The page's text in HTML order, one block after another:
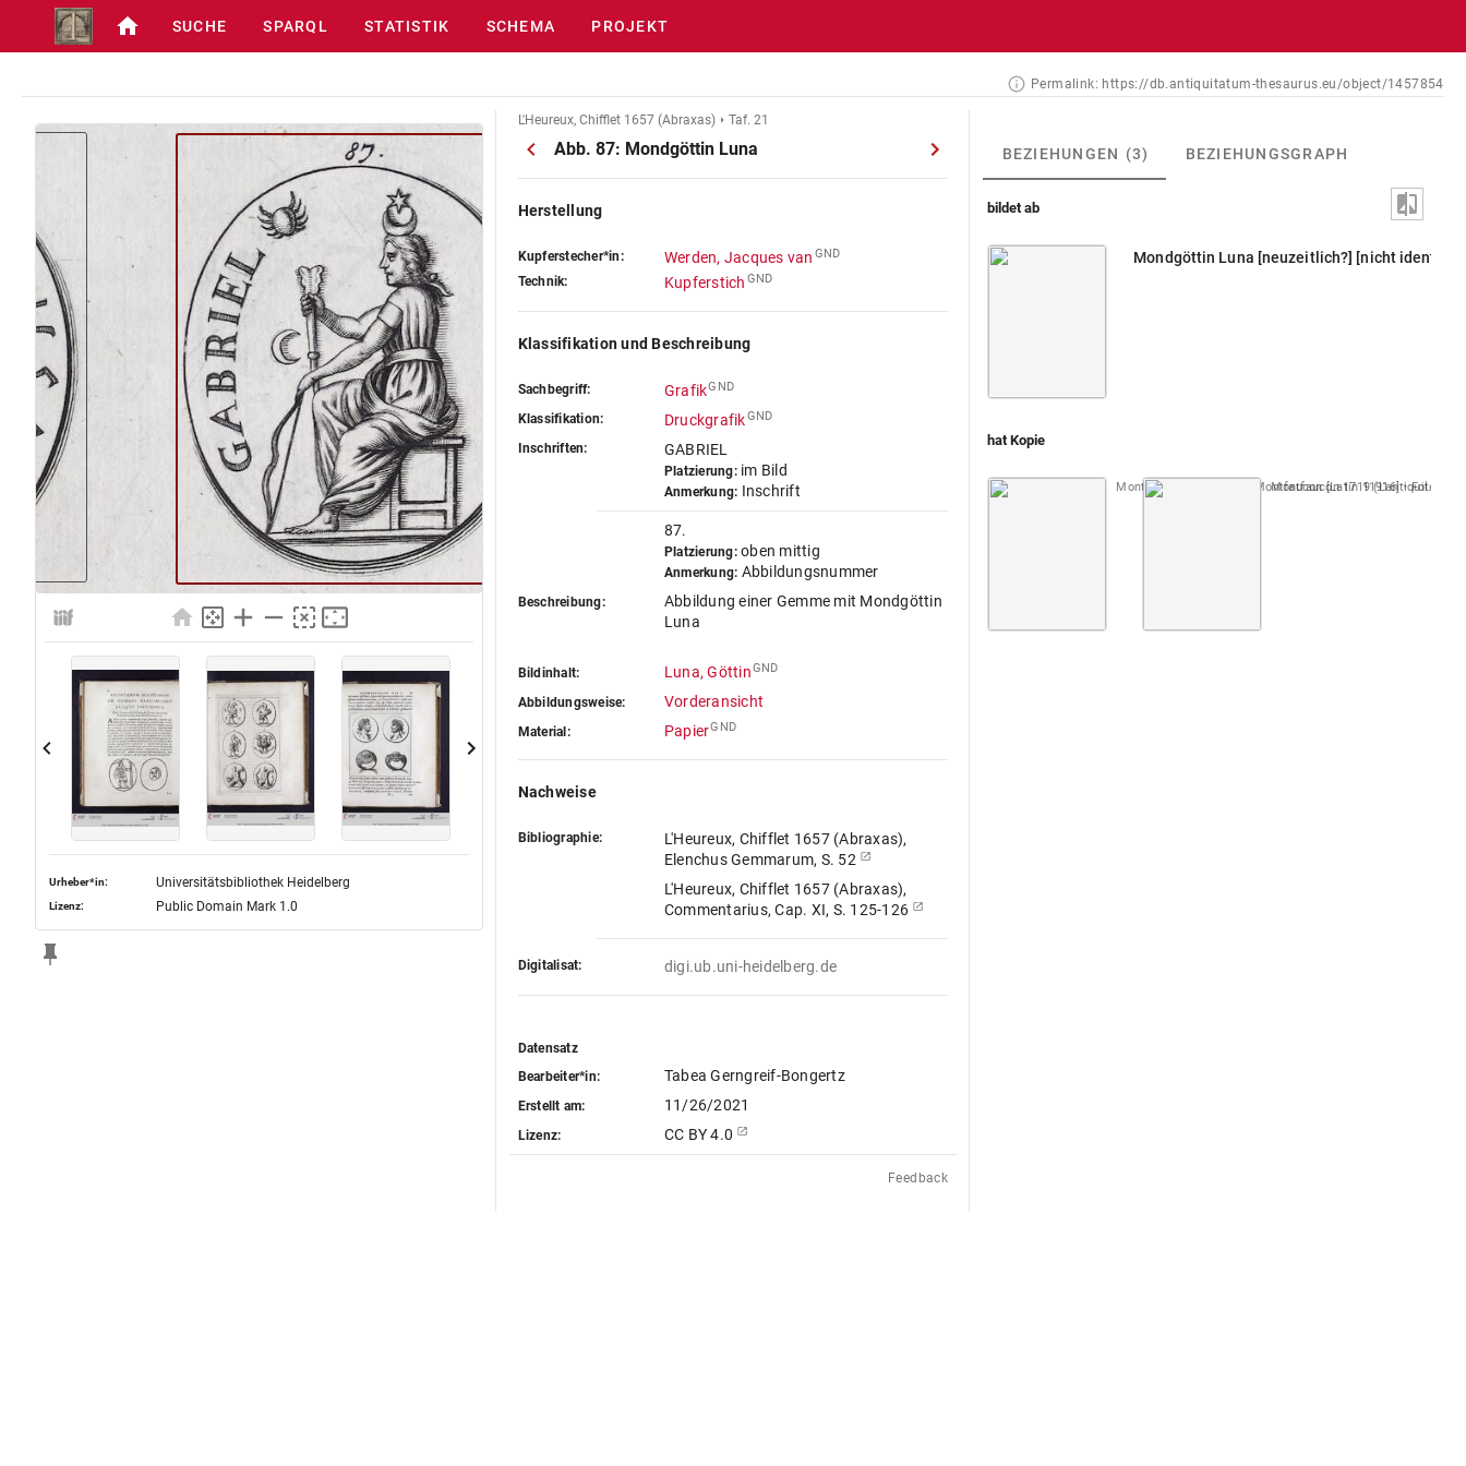
SUCHE SPARQL STATISTIK SCHEMA PROJEKT
Permalink: https://db.antiquitatum-thesaurus.eu/object/1457854
Urheber*in: Universitätsbibliothek Heidelberg
Lizenz: Public Domain Mark 1.0
L'Heureux, Chifflet 1657 (Abraxas) Taf. 21
Abb. 87: Mondgöttin Luna
Herstellung
Kupferstecher*in: Werden, Jacques van GND
Technik: Kupferstich GND
Klassifikation und Beschreibung
Sachbegriff: GrafikGND
Klassifikation: DruckgrafikGND
Inschriften: GABRIEL
Platzierung:im Bild
Anmerkung: Inschrift
87.
Platzierung:oben mittig
Anmerkung: Abbildungsnummer
Beschreibung:
Abbildung einer Gemme mit Mondgöttin
Luna
Bildinhalt: Luna, GöttinGND
Abbildungsweise: Vorderansicht
Material: PapierGND
Nachweise
Bibliographie:
L'Heureux, Chifflet 1657 (Abraxas),
Elenchus Gemmarum, S. 52
L'Heureux, Chifflet 1657 (Abraxas),
Commentarius, Cap. XI, S. 125-126
Digitalisat: digi.ub.uni-heidelberg.de
Datensatz
Bearbeiter*in:
Tabea Gerngreif-Bongertz
Erstellt am: 11/26/2021
Lizenz: CC BY 4.0
Feedback
BEZIEHUNGEN (3) BEZIEHUNGSGRAPH
bildet ab
Mondgöttin Luna [neuzeitlich?] [nicht
hat Kopie
Montfaucon, Papiers de Montfaucon [Latin 11916] Fol. 261 r
Montfaucon 1719 (L'antiquité, 1.